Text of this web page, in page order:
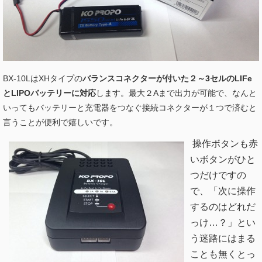
BX-10LはXHタイプのバランスコネクターが付いた２～3セルのLIFe
とLIPOバッテリーに対応します。最大２Aまで出力が可能で、なんと
いってもバッテリーと充電器をつなぐ接続コネクターが１つで済むと
言うことが便利で嬉しいです。
操作ボタンも赤
いボタンがひと
つだけですの
で、「次に操作
するのはどれだ
っけ…？」とい
う迷路にはまる
ことも無くとっ